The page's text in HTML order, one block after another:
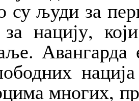
су људи за
нацију,
многих,